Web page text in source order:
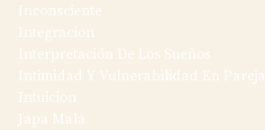
Inconsciente
Integracion
Interpretación De Los Sueños
Intimidad Y Vulnerabilidad En Pareja
Intuicion
Japa Mala